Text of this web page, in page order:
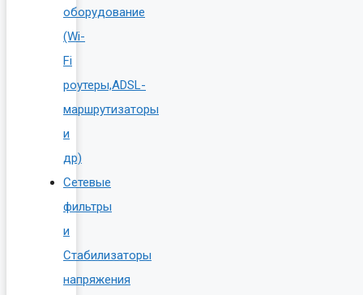
оборудование
(Wi-
Fi
роутеры,ADSL-
маршрутизаторы
и
др)
Сетевые
фильтры
и
Стабилизаторы
напряжения